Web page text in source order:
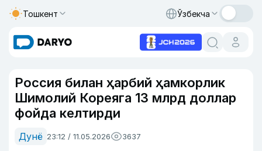
Тошкент Ўзбекча
Россия билан ҳарбий ҳамкорлик
Шимолий Кореяга 13 млрд доллар
фойда келтирди
Дунё 23:12 / 11.05.2026 3637